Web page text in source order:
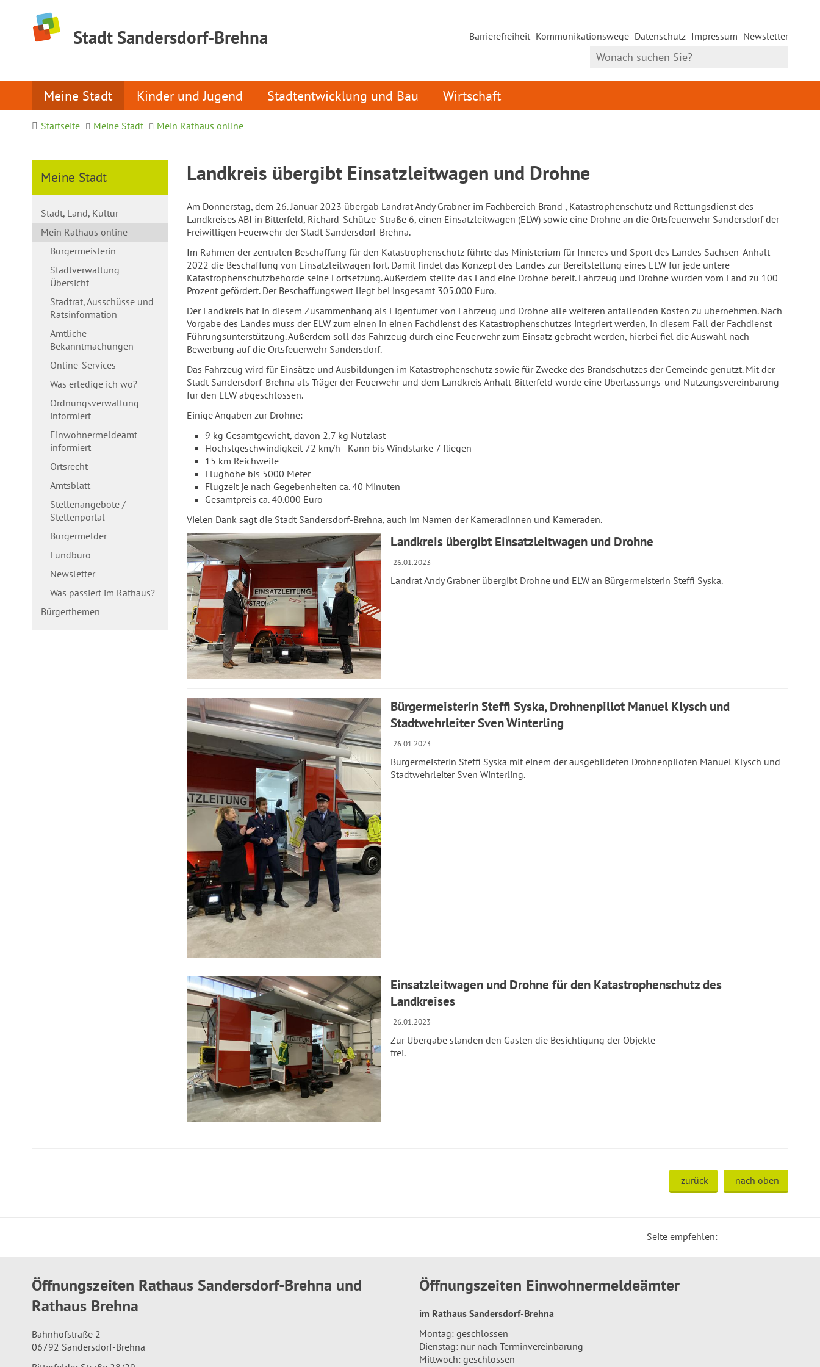
Stadt Sandersdorf-Brehna Barrierefreiheit Kommunikationswege Datenschutz Impressum Newsletter
Meine Stadt Kinder und Jugend Stadtentwicklung und Bau Wirtschaft
Startseite Meine Stadt Mein Rathaus online
Meine Stadt
Stadt, Land, Kultur
Mein Rathaus online
Bürgermeisterin
Stadtverwaltung
Übersicht
Stadtrat, Ausschüsse und
Ratsinformation
Amtliche
Bekanntmachungen
Online-Services
Was erledige ich wo?
Ordnungsverwaltung
informiert
Einwohnermeldeamt
informiert
Ortsrecht
Amtsblatt
Stellenangebote /
Stellenportal
Bürgermelder
Fundbüro
Newsletter
Was passiert im Rathaus?
Bürgerthemen
Landkreis übergibt Einsatzleitwagen und Drohne
Am Donnerstag, dem 26. Januar 2023 übergab Landrat Andy Grabner im Fachbereich Brand-, Katastrophenschutz und Rettungsdienst des
Landkreises ABI in Bitterfeld, Richard-Schütze-Straße 6, einen Einsatzleitwagen (ELW) sowie eine Drohne an die Ortsfeuerwehr Sandersdorf der
Freiwilligen Feuerwehr der Stadt Sandersdorf-Brehna.
Im Rahmen der zentralen Beschaffung für den Katastrophenschutz führte das Ministerium für Inneres und Sport des Landes Sachsen-Anhalt
2022 die Beschaffung von Einsatzleitwagen fort. Damit findet das Konzept des Landes zur Bereitstellung eines ELW für jede untere
Katastrophenschutzbehörde seine Fortsetzung. Außerdem stellte das Land eine Drohne bereit. Fahrzeug und Drohne wurden vom Land zu 100
Prozent gefördert. Der Beschaffungswert liegt bei insgesamt 305.000 Euro.
Der Landkreis hat in diesem Zusammenhang als Eigentümer von Fahrzeug und Drohne alle weiteren anfallenden Kosten zu übernehmen. Nach
Vorgabe des Landes muss der ELW zum einen in einen Fachdienst des Katastrophenschutzes integriert werden, in diesem Fall der Fachdienst
Führungsunterstützung. Außerdem soll das Fahrzeug durch eine Feuerwehr zum Einsatz gebracht werden, hierbei fiel die Auswahl nach
Bewerbung auf die Ortsfeuerwehr Sandersdorf.
Das Fahrzeug wird für Einsätze und Ausbildungen im Katastrophenschutz sowie für Zwecke des Brandschutzes der Gemeinde genutzt. Mit der
Stadt Sandersdorf-Brehna als Träger der Feuerwehr und dem Landkreis Anhalt-Bitterfeld wurde eine Überlassungs-und Nutzungsvereinbarung
für den ELW abgeschlossen.
Einige Angaben zur Drohne:
9 kg Gesamtgewicht, davon 2,7 kg Nutzlast
Höchstgeschwindigkeit 72 km/h - Kann bis Windstärke 7 fliegen
15 km Reichweite
Flughöhe bis 5000 Meter
Flugzeit je nach Gegebenheiten ca. 40 Minuten
Gesamtpreis ca. 40.000 Euro
Vielen Dank sagt die Stadt Sandersdorf-Brehna, auch im Namen der Kameradinnen und Kameraden.
Landkreis übergibt Einsatzleitwagen und Drohne
26.01.2023
Landrat Andy Grabner übergibt Drohne und ELW an Bürgermeisterin Steffi Syska.
Bürgermeisterin Steffi Syska, Drohnenpillot Manuel Klysch und
Stadtwehrleiter Sven Winterling
26.01.2023
Bürgermeisterin Steffi Syska mit einem der ausgebildeten Drohnenpiloten Manuel Klysch und
Stadtwehrleiter Sven Winterling.
Einsatzleitwagen und Drohne für den Katastrophenschutz des
Landkreises
26.01.2023
Zur Übergabe standen den Gästen die Besichtigung der Objekte
frei.
zurück nach oben
Seite empfehlen:
Öffnungszeiten Rathaus Sandersdorf-Brehna und
Rathaus Brehna
Bahnhofstraße 2
06792 Sandersdorf-Brehna
Öffnungszeiten Einwohnermeldeämter
im Rathaus Sandersdorf-Brehna
Montag: geschlossen
Dienstag: nur nach Terminvereinbarung
Mittwoch: geschlossen